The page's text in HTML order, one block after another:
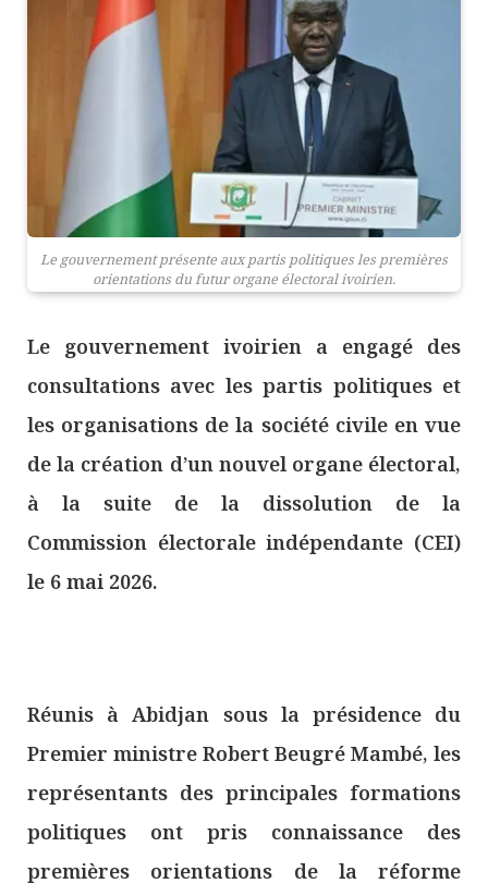
Le gouvernement présente aux partis politiques les premières
orientations du futur organe électoral ivoirien.
Le gouvernement ivoirien a engagé des
consultations avec les partis politiques et
les organisations de la société civile en vue
de la création d’un nouvel organe électoral,
à la suite de la dissolution de la
Commission électorale indépendante (CEI)
le 6 mai 2026.
Réunis à Abidjan sous la présidence du
Premier ministre Robert Beugré Mambé, les
représentants des principales formations
politiques ont pris connaissance des
premières orientations de la réforme